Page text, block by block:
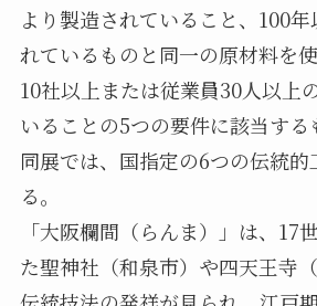
より製造されていること、100
れているものと同一の原材料を使
10社以上または従業員30人以上
いることの5つの要件に該当する
同展では、国指定の6つの伝統
る。
「大阪欄間（らんま）」は、17
た聖神社（和泉市）や四天王寺